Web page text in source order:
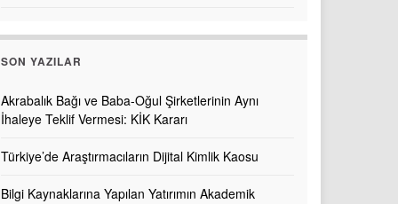
SON YAZILAR
Akrabalık Bağı ve Baba-Oğul Şirketlerinin Aynı
İhaleye Teklif Vermesi: KİK Kararı
Türkiye’de Araştırmacıların Dijital Kimlik Kaosu
Bilgi Kaynaklarına Yapılan Yatırımın Akademik